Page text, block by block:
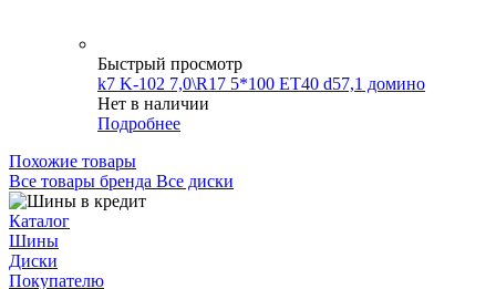
Быстрый просмотр
k7 K-102 7,0\R17 5*100 ET40 d57,1 домино
Нет в наличии
Подробнее
Похожие товары
Все товары бренда Все диски
Каталог
Шины
Диски
Покупателю